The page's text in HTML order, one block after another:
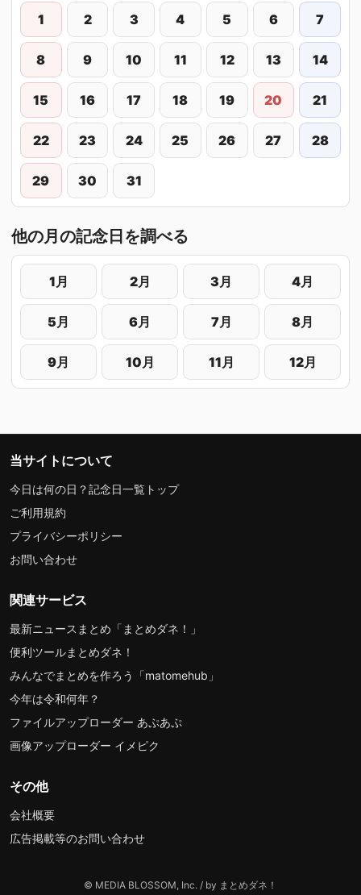
1 2 3 4 5 6 7
8 9 10 11 12 13 14
15 16 17 18 19 20 21
22 23 24 25 26 27 28
29 30 31
他の月の記念日を調べる
1月 2月 3月 4月
5月 6月 7月 8月
9月 10月 11月 12月
当サイトについて
今日は何の日？記念日一覧トップ
ご利用規約
プライバシーポリシー
お問い合わせ
関連サービス
最新ニュースまとめ「まとめダネ！」
便利ツールまとめダネ！
みんなでまとめを作ろう「matomehub」
今年は令和何年？
ファイルアップローダー あぷあぷ
画像アップローダー イメピク
その他
会社概要
広告掲載等のお問い合わせ
© MEDIA BLOSSOM, Inc. / by まとめダネ！